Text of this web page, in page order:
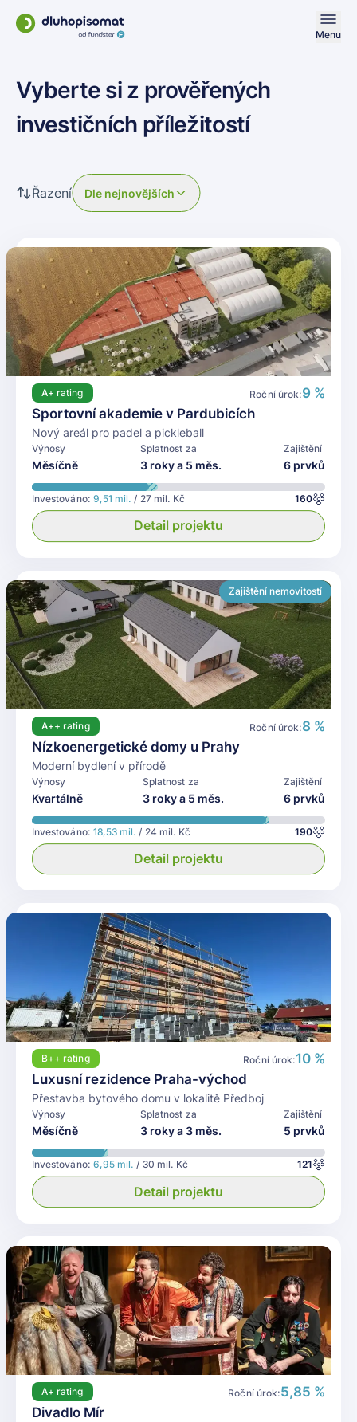
Menu
Vyberte si z prověřených
investičních příležitostí
Řazení Dle nejnovějších
A+ rating Roční úrok:9 %
Sportovní akademie v Pardubicích
Nový areál pro padel a pickleball
Výnosy
Měsíčně
Splatnost za
3 roky a 5 měs.
Zajištění
6 prvků
Investováno: 9,51 mil. / 27 mil. Kč 160
Detail projektu
Zajištění nemovitostí
A++ rating Roční úrok:8 %
Nízkoenergetické domy u Prahy
Moderní bydlení v přírodě
Výnosy
Kvartálně
Splatnost za
3 roky a 5 měs.
Zajištění
6 prvků
Investováno: 18,53 mil. / 24 mil. Kč 190
Detail projektu
B++ rating Roční úrok:10 %
Luxusní rezidence Praha-východ
Přestavba bytového domu v lokalitě Předboj
Výnosy
Měsíčně
Splatnost za
3 roky a 3 měs.
Zajištění
5 prvků
Investováno: 6,95 mil. / 30 mil. Kč 121
Detail projektu
A+ rating Roční úrok:5,85 %
Divadlo Mír